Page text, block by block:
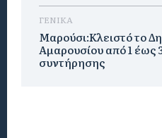
ΓΕΝΙΚΑ
Μαρούσι:Κλειστό το
Αμαρουσίου από 1 έως
συντήρησης